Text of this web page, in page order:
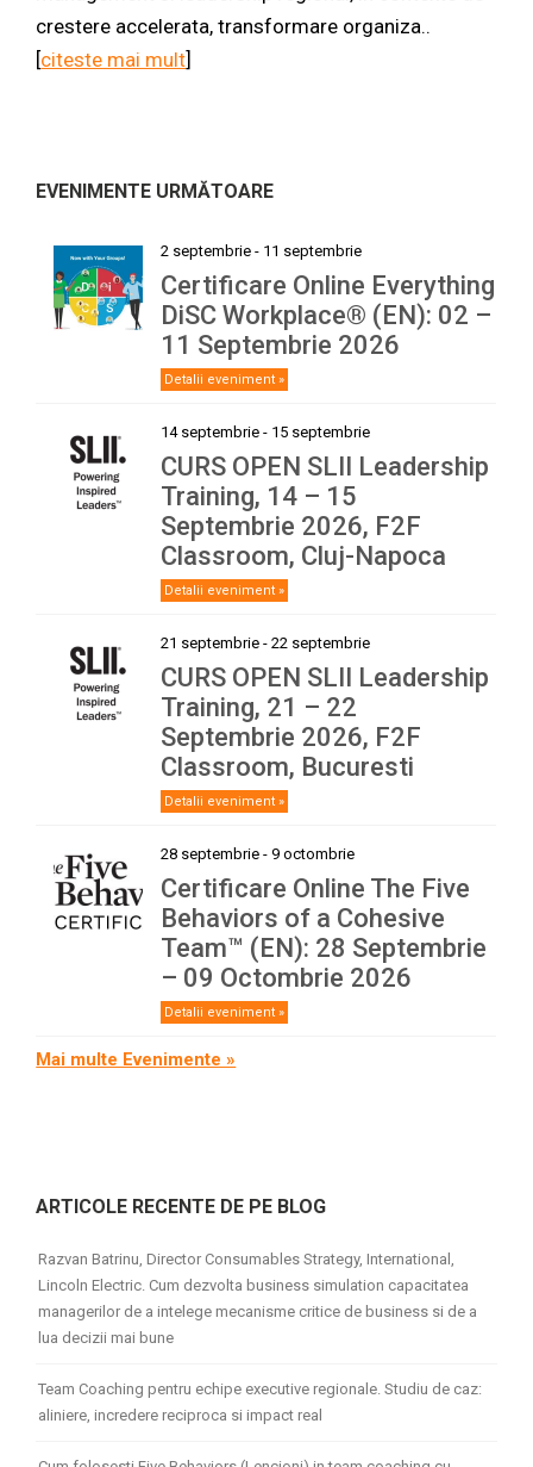
crestere accelerata, transformare organiza..
[citeste mai mult]
EVENIMENTE URMĂTOARE
2 septembrie - 11 septembrie
Certificare Online Everything
DiSC Workplace® (EN): 02 –
11 Septembrie 2026
Detalii eveniment »
14 septembrie - 15 septembrie
CURS OPEN SLII Leadership
Training, 14 – 15
Septembrie 2026, F2F
Classroom, Cluj-Napoca
Detalii eveniment »
21 septembrie -22 septembrie
CURS OPEN SLII Leadership
Training, 21 – 22
Septembrie 2026, F2F
Classroom, Bucuresti
Detalii eveniment »
28 septembrie -9 octombrie
Certificare Online The Five
Behaviors of a Cohesive
Team™ (EN): 28 Septembrie
– 09 Octombrie 2026
Detalii eveniment »
Mai multe Evenimente »
ARTICOLE RECENTE DE PE BLOG
Razvan Batrinu, Director Consumables Strategy, International,
Lincoln Electric. Cum dezvolta business simulation capacitatea
managerilor de a intelege mecanisme critice de business si de a
lua decizii mai bune
Team Coaching pentru echipe executive regionale. Studiu de caz:
aliniere, incredere reciproca si impact real